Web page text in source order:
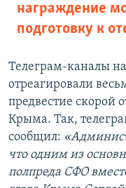
награждение
подготовку к
Телеграм-каналы
отреагировали
предвестие скорой
Крыма. Так,
сообщил:
что одним из
полпреда СФО